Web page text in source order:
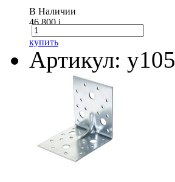
В Наличии
46 800i
купить
Артикул: у105